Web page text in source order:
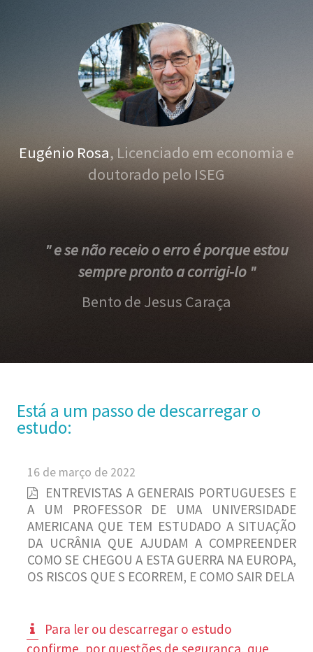
Eugénio Rosa, Licenciado em economia e
doutorado pelo ISEG
" e se não receio o erro é porque estou
sempre pronto a corrigi-lo "
Bento de Jesus Caraça
Está a um passo de descarregar o
estudo:
16 de março de 2022
ENTREVISTAS A GENERAIS PORTUGUESES E
A UM PROFESSOR DE UMA UNIVERSIDADE
AMERICANA QUE TEM ESTUDADO A SITUAÇÃO
DA UCRÂNIA QUE AJUDAM A COMPREENDER
COMO SE CHEGOU A ESTA GUERRA NA EUROPA,
OS RISCOS QUE S ECORREM, E COMO SAIR DELA
Para ler ou descarregar o estudo
confirme, por questões de segurança, que